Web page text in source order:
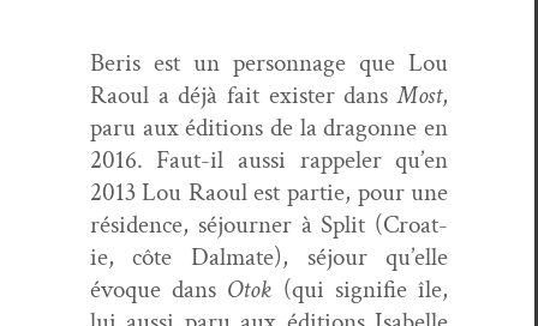
Beris est un per­son­nage que Lou
Raoul a déjà fait exis­ter dansMost,
paru aux édi­tions de la drag­onne en
2016. Faut-il aus­si rap­pel­er qu’en
2013 Lou Raoul est par­tie, pour une
rési­dence, séjourn­er à Split (Croat­
ie, côte Dal­mate), séjour qu’elle
évoque dans Otok (qui sig­ni­fie île,